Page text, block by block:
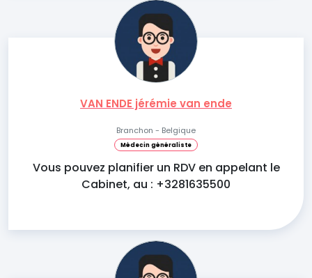
VAN ENDE jérémie van ende
Branchon - Belgique
Médecin généraliste
Vous pouvez planifier un RDV en appelant le
Cabinet, au : +3281635500